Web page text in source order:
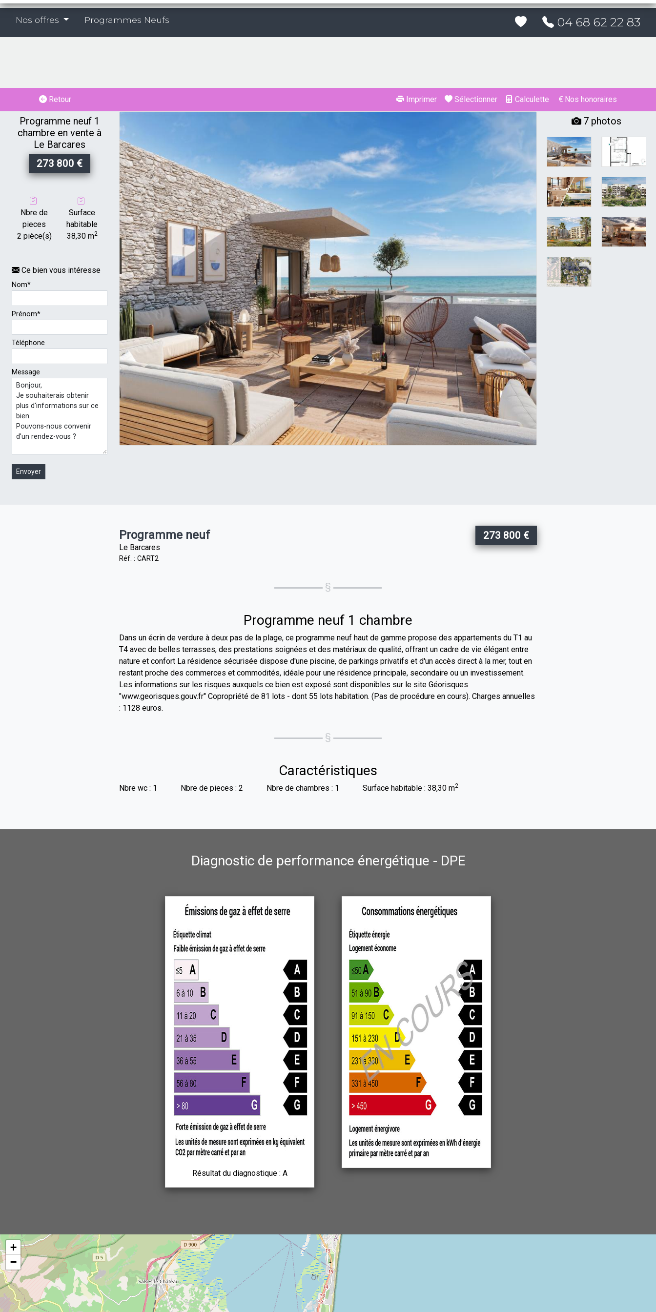
Vente
Programme
1
chambre
Barcares
L'Agence
Barcares
Nos offres Programmes Neufs 04 68 62 22 83
Retour Imprimer Sélectionner Calculette Nos honoraires
Programme neuf 1
chambre en vente à
Le Barcares
273 800 €
Nbre de
pieces
2 pièce(s)
Surface
habitable
38,30 m2
Ce bien vous intéresse
Nom*
Prénom*
Téléphone
Message
Envoyer
7 photos
Programme neuf
Le Barcares
Réf. : CART2
273 800 €
Programme neuf 1 chambre
Dans un écrin de verdure à deux pas de la plage, ce programme neuf haut de gamme propose des appartements du T1 au
T4 avec de belles terrasses, des prestations soignées et des matériaux de qualité, offrant un cadre de vie élégant entre
nature et confort La résidence sécurisée dispose d'une piscine, de parkings privatifs et d'un accès direct à la mer, tout en
restant proche des commerces et commodités, idéale pour une résidence principale, secondaire ou un investissement.
Les informations sur les risques auxquels ce bien est exposé sont disponibles sur le site Géorisques
"www.georisques.gouv.fr" Copropriété de 81 lots - dont 55 lots habitation. (Pas de procédure en cours). Charges annuelles
: 1128 euros.
Caractéristiques
Nbre wc : 1 Nbre de pieces : 2 Nbre de chambres : 1 Surface habitable : 38,30 m2
Diagnostic de performance énergétique - DPE
Résultat du diagnostique : A
+
−